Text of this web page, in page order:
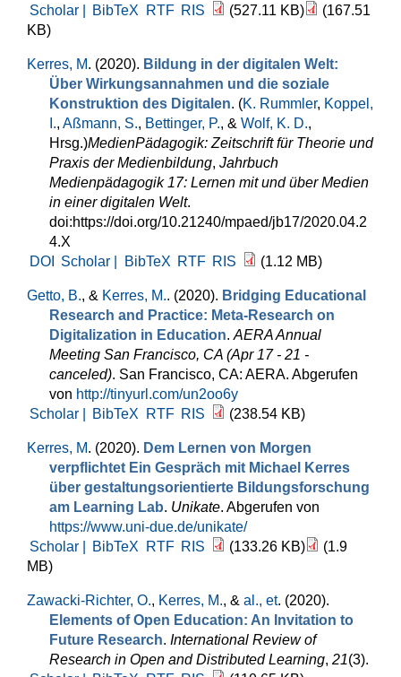
Scholar |
BibTeX RTF RIS (527.11 KB)
(167.51
KB)
Kerres, M. (2020). Bildung in der digitalen Welt:
Über Wirkungsannahmen und die soziale
Konstruktion des Digitalen. (K. Rummler, Koppel,
I., Aßmann, S., Bettinger, P., & Wolf, K. D.,
Hrsg.)MedienPädagogik: Zeitschrift für Theorie und
Praxis der Medienbildung, Jahrbuch
Medienpädagogik 17: Lernen mit und über Medien
in einer digitalen Welt.
doi:https://doi.org/10.21240/mpaed/jb17/2020.04.2
4.X
DOI
Scholar | BibTeX RTF RIS (1.12 MB)
Getto, B., & Kerres, M.. (2020). Bridging Educational
Research and Practice: Meta-Research on
Digitalization in Education. AERA Annual
Meeting San Francisco, CA (Apr 17 - 21 -
canceled). San Francisco, CA: AERA. Abgerufen
von http://tinyurl.com/un2oo6y
Scholar |
BibTeX RTF RIS (238.54 KB)
Kerres, M. (2020). Dem Lernen von Morgen
verpflichtet Ein Gespräch mit Michael Kerres
über gestaltungsorientierte Bildungsforschung
am Learning Lab. Unikate. Abgerufen von
https://www.uni-due.de/unikate/
Scholar |
BibTeX RTF RIS (133.26 KB)
(1.9
MB)
Zawacki-Richter, O., Kerres, M., & al., et. (2020).
Elements of Open Education: An Invitation to
Future Research. International Review of
Research in Open and Distributed Learning, 21(3).